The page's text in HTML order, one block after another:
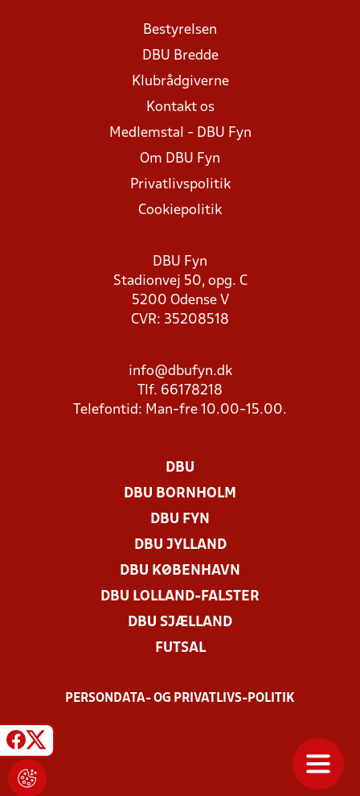
Bestyrelsen
DBU Bredde
Klubrådgiverne
Kontakt os
Medlemstal - DBU Fyn
Om DBU Fyn
Privatlivspolitik
Cookiepolitik
DBU Fyn
Stadionvej 50, opg. C
5200 Odense V
CVR: 35208518
info@dbufyn.dk
Tlf. 66178218
Telefontid: Man-fre 10.00-15.00.
DBU
DBU BORNHOLM
DBU FYN
DBU JYLLAND
DBU KØBENHAVN
DBU LOLLAND-FALSTER
DBU SJÆLLAND
FUTSAL
PERSONDATA- OG PRIVATLIVS-POLITIK